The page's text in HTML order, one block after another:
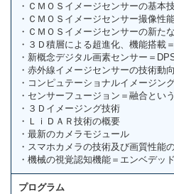
・ＣＭＯＳイメージセンサーの基本
・ＣＭＯＳイメージセンサー撮像性
・ＣＭＯＳイメージセンサーの新た
・３Ｄ積層による超進化、機能搭載
・新概念デジタル画素センサー＝
・赤外線イメージセンサーの技術動向
・コンピュテーショナルイメージン
・センサーフュージョン＝融合とい
・３Ｄイメージング技術
・ＬｉＤＡＲ技術の概要
・最新のカメラモジュール
・スマホカメラの技術及び画質性能
・機械の視覚認知機能＝エンベデッ
プログラム